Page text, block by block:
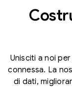
Unisciti a noi
connessa. La
di dati,